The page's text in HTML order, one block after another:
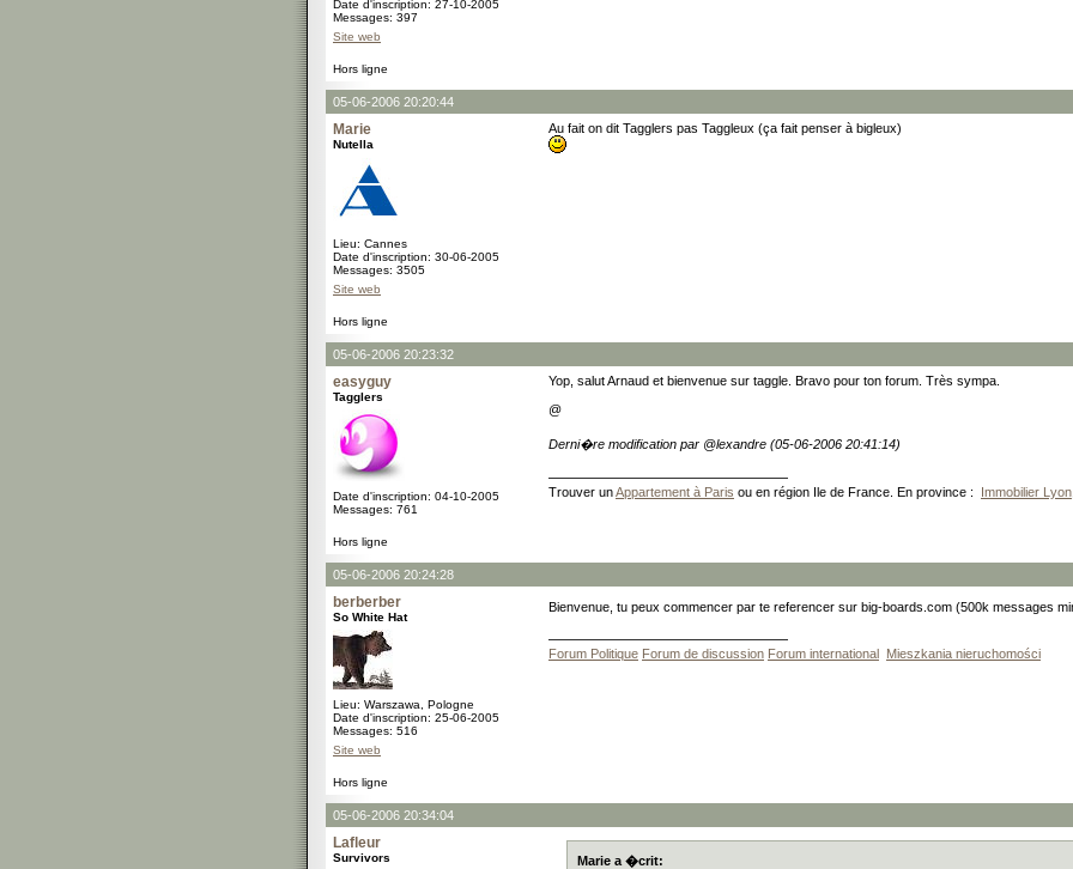
Date d'inscription: 27-10-2005
Messages: 397
Site web
Hors ligne
05-06-2006 20:20:44
Marie
Nutella
Lieu: Cannes
Date d'inscription: 30-06-2005
Messages: 3505
Site web
Au fait on dit Tagglers pas Taggleux (ça fait penser à bigleux)
Hors ligne
05-06-2006 20:23:32
easyguy
Tagglers
Date d'inscription: 04-10-2005
Messages: 761
Yop, salut Arnaud et bienvenue sur taggle. Bravo pour ton forum. Très sympa.
@
Derni�re modification par @lexandre (05-06-2006 20:41:14)
Trouver unAppartement à Paris ou en région Ile de France. En province : Immobilier Lyon
Hors ligne
05-06-2006 20:24:28
berberber
So White Hat
Lieu: Warszawa, Pologne
Date d'inscription: 25-06-2005
Messages: 516
Site web
Bienvenue, tu peux commencer par te referencer sur big-boards.com (500k messages
Forum Politique Forum de discussion Forum international Mieszkania nieruchomości
Hors ligne
05-06-2006 20:34:04
Lafleur
Survivors
Marie a �crit: